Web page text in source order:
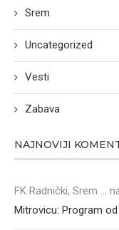
Srem
Uncategorized
Vesti
Zabava
NAJNOVIJI
FK Radnički, Srem ...
Mitrovicu: Program